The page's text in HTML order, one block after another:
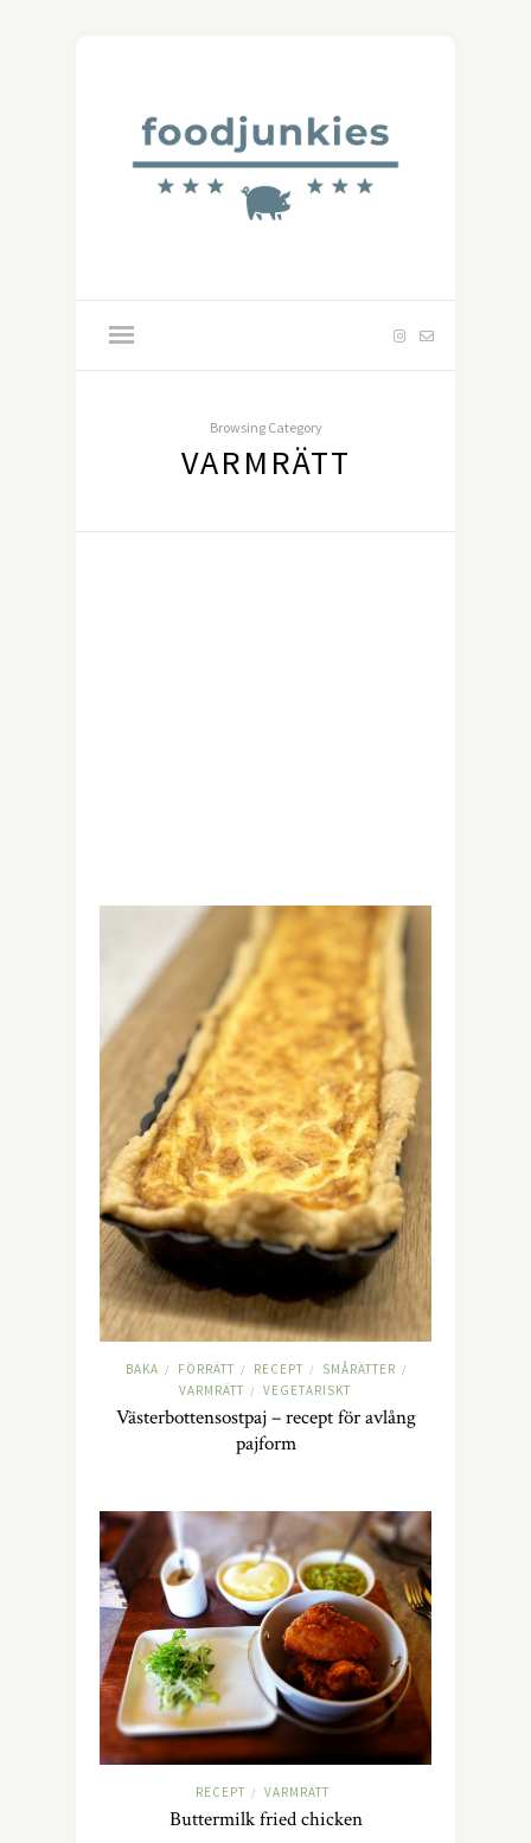
Browsing Category
VARMRÄTT
BAKA / FÖRRÄTT / RECEPT / SMÅRÄTTER /
VARMRÄTT / VEGETARISKT
Västerbottensostpaj – recept för avlång
pajform
RECEPT / VARMRÄTT
Buttermilk fried chicken